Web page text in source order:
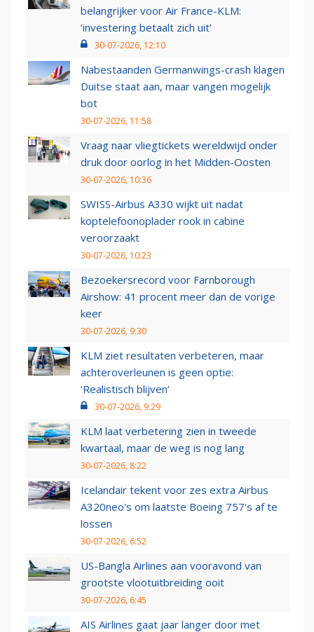
belangrijker voor Air France-KLM:
‘investering betaalt zich uit’
30-07-2026, 12:10
Nabestaanden Germanwings-crash klagen
Duitse staat aan, maar vangen mogelijk
bot
30-07-2026, 11:58
Vraag naar vliegtickets wereldwijd onder
druk door oorlog in het Midden-Oosten
30-07-2026, 10:36
SWISS-Airbus A330 wijkt uit nadat
koptelefoonoplader rook in cabine
veroorzaakt
30-07-2026, 10:23
Bezoekersrecord voor Farnborough
Airshow: 41 procent meer dan de vorige
keer
30-07-2026, 9:30
KLM ziet resultaten verbeteren, maar
achteroverleunen is geen optie:
‘Realistisch blijven’
30-07-2026, 9:29
KLM laat verbetering zien in tweede
kwartaal, maar de weg is nog lang
30-07-2026, 8:22
Icelandair tekent voor zes extra Airbus
A320neo's om laatste Boeing 757's af te
lossen
30-07-2026, 6:52
US-Bangla Airlines aan vooravond van
grootste vlootuitbreiding ooit
30-07-2026, 6:45
AIS Airlines gaat jaar langer door met